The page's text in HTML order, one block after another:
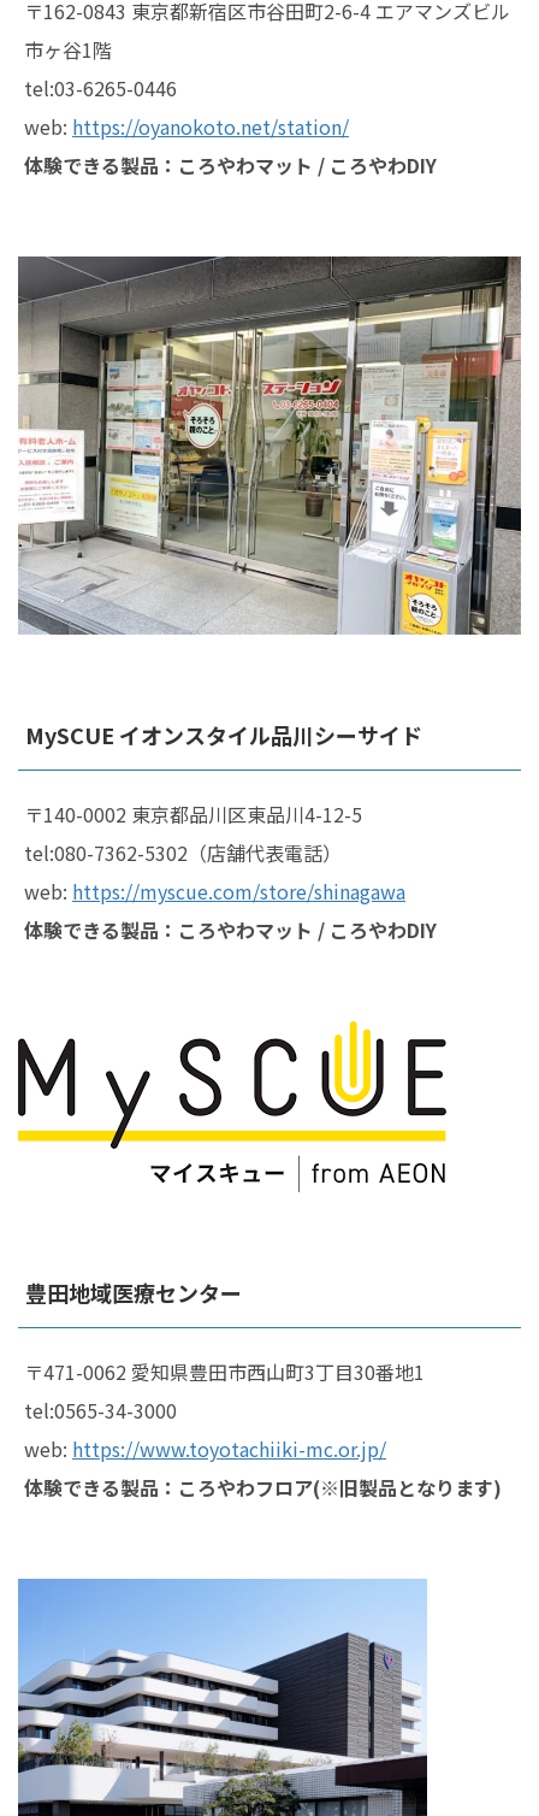
〒162-0843 東京都新宿区市谷田町2-6-4 エアマンズビル
市ヶ谷1階
tel:03-6265-0446
web: https://oyanokoto.net/station/
体験できる製品：ころやわマット / ころやわDIY
MySCUE イオンスタイル品川シーサイド
〒140-0002 東京都品川区東品川4-12-5
tel:080-7362-5302（店舗代表電話）
web: https://myscue.com/store/shinagawa
体験できる製品：ころやわマット / ころやわDIY
豊田地域医療センター
〒471-0062 愛知県豊田市西山町3丁目30番地1
tel:0565-34-3000
web: https://www.toyotachiiki-mc.or.jp/
体験できる製品：ころやわフロア(※旧製品となります)